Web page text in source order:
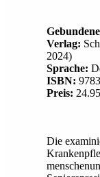
Verlag:
2024)
Sprache:
ISBN:
Preis:
Die